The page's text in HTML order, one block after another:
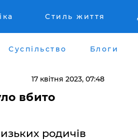
Стиль життя
Суспільство Блоги
17 квітня 2023, 07:48
вбито
родичів